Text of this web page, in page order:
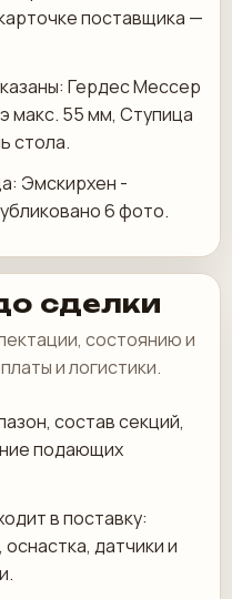
поставщика —
Гердес Мессер
макс. 55 мм, Ступица
стола.
Эмскирхен -
6 фото.
сделки
состоянию и
и логистики.
состав секций,
подающих
в поставку:
датчики и